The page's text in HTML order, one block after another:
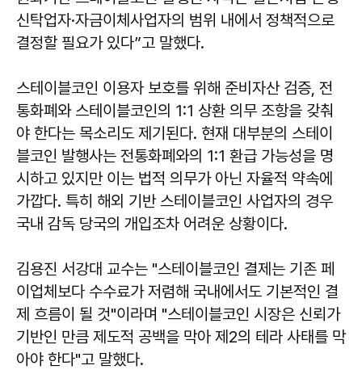
신탁업자·자금이체사업자의 범위 내에서 정책적으로
결정할 필요가 있다”고 말했다.
스테이블코인 이용자 보호를 위해 준비자산 검증, 전
통화폐와 스테이블코인의 1:1 상환 의무 조항을 갖춰
야 한다는 목소리도 제기된다. 현재 대부분의 스테이
블코인 발행사는 전통화폐와의 1:1 환급 가능성을 명
시하고 있지만 이는 법적 의무가 아닌 자율적 약속에
가깝다. 특히 해외 기반 스테이블코인 사업자의 경우
국내 감독 당국의 개입조차 어려운 상황이다.
김용진 서강대 교수는 "스테이블코인 결제는 기존 페
이업체보다 수수료가 저렴해 국내에서도 기본적인 결
제 흐름이 될 것"이라며 "스테이블코인 시장은 신뢰가
기반인 만큼 제도적 공백을 막아 제2의 테라 사태를 막
아야 한다"고 말했다.